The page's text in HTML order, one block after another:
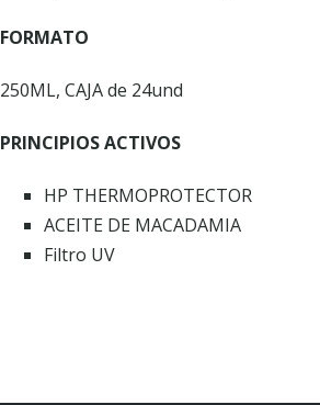
FORMATO
250ML, CAJA de 24und
PRINCIPIOS ACTIVOS
HP THERMOPROTECTOR
ACEITE DE MACADAMIA
Filtro UV